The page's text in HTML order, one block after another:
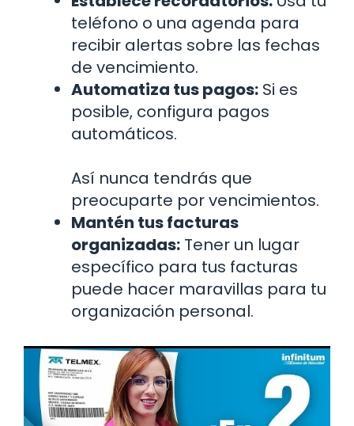
teléfono o una agenda para
recibir alertas sobre las fechas
de vencimiento.
Automatiza tus pagos: Si es
posible, configura pagos
automáticos.
Así nunca tendrás que
preocuparte por vencimientos.
Mantén tus facturas
organizadas: Tener un lugar
específico para tus facturas
puede hacer maravillas para tu
organización personal.